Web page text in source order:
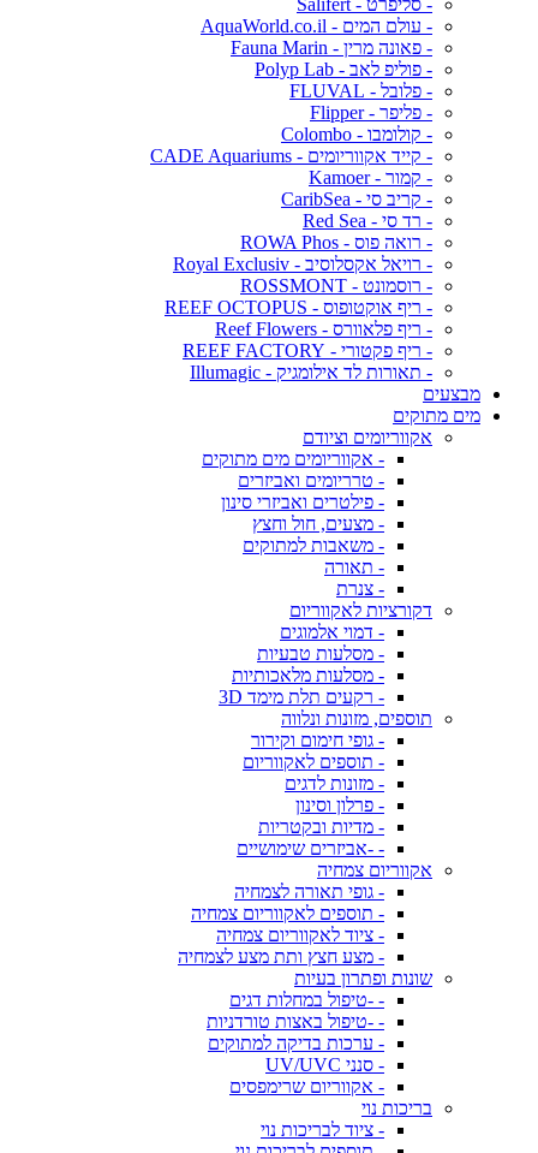
- סליפרט - Salifert
- עולם המים - AquaWorld.co.il
- פאונה מרין - Fauna Marin
- פוליפ לאב - Polyp Lab
- פלובל - FLUVAL
- פליפר - Flipper
- קולומבו - Colombo
- קייד אקווריומים - CADE Aquariums
- קמור - Kamoer
- קריב סי - CaribSea
- רד סי - Red Sea
- רואה פוס - ROWA Phos
- רויאל אקסלוסיב - Royal Exclusiv
- רוסמונט - ROSSMONT
- ריף אוקטופוס - REEF OCTOPUS
- ריף פלאוורס - Reef Flowers
- ריף פקטורי - REEF FACTORY
- תאורות לד אילומגיק - Illumagic
מבצעים
מים מתוקים
אקווריומים וציודם
- אקווריומים מים מתוקים
- טרריומים ואביזרים
- פילטרים ואביזרי סינון
- מצעים, חול וחצץ
- משאבות למתוקים
- תאורה
- צנרת
דקורציות לאקווריום
- דמוי אלמוגים
- מסלעות טבעיות
- מסלעות מלאכותיות
- רקעים תלת מימד 3D
תוספים, מזונות ונלווה
- גופי חימום וקירור
- תוספים לאקווריום
- מזונות לדגים
- פרלון וסינון
- מדיות ובקטריות
- -אביזרים שימושיים
אקווריום צמחיה
- גופי תאורה לצמחיה
- תוספים לאקווריום צמחיה
- ציוד לאקווריום צמחיה
- מצע חצץ ותת מצע לצמחיה
שונות ופתרון בעיות
- -טיפול במחלות דגים
- -טיפול באצות טורדניות
- ערכות בדיקה למתוקים
- סנני UV/UVC
- אקווריום שרימפסים
בריכות נוי
- ציוד לבריכות נוי